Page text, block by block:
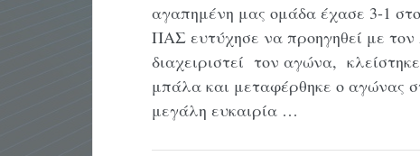
αγαπημένη μας ομάδα έχασε 3-1
ΠΑΣ ευτύχησε να προηγηθεί με
διαχειριστεί τον αγώνα,
μπάλα και μεταφέρθηκε ο αγώνας
μεγάλη ευκαιρία …